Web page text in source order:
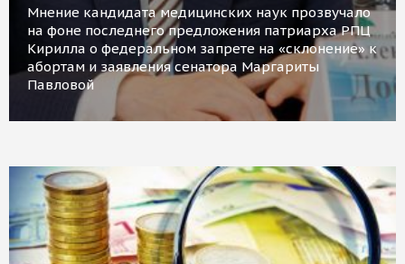
Мнение кандидата медицинских наук прозвучало
на фоне последнего предложения патриарха РПЦ
Кирилла о федеральном запрете на «склонение» к
абортам и заявления сенатора Маргариты
Павловой